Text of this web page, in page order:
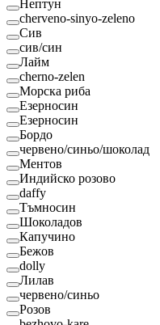
Нептун
cherveno-sinyo-zeleno
Сив
сив/син
Лайм
cherno-zelen
Морска риба
Езерносин
Езерносин
Бордо
червено/синьо/шоколад
Ментов
Индийско розово
daffy
Тъмносин
Шоколадов
Капучино
Бежов
dolly
Лилав
червено/синьо
Розов